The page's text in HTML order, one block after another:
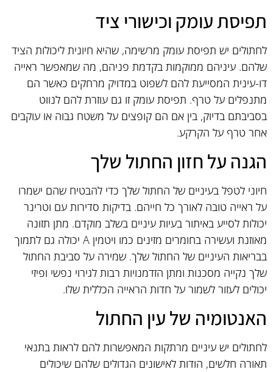
תפיסת עומק וכישורי ציד
לחתולים יש תפיסת עומק מרשימה, שהיא חיונית ליכולות הציד
שלהם. עיניהם ממוקמות בקדמת פניהם, מה שמאפשר ראייה
דו-עינית המסייעת להם לשפוט במדויק מרחקים כאשר הם
מתנפלים על טרף. תפיסת עומק זו גם עוזרת להם לנווט
בסביבתם בדיוק, בין אם הם קופצים על משטח גבוה או עוקבים
אחר טרף על הקרקע.
הגנה על חזון החתול שלך
חיוני לטפל בעיניים של החתול שלך כדי להבטיח שהם ישמרו
על ראייה טובה לאורך כל חייהם. בדיקות סדירות עם וטרינר
יכולות לסייע באיתור בעיות עיניים בשלב מוקדם. מתן תזונה
מאוזנת ועשירה בחומרים מזינים כמו ויטמין A יכולה גם לתמוך
בבריאות העיניים של החתול שלך. שמירה על סביבת החתול
שלך נקייה מסכנות ומתן הזדמנויות רבות לגירוי נפשי ופיזי
יכולים לעזור לשמור על חדות הראייה הכללית שלו.
האנטומיה של עין החתול
לחתולים יש עיניים מרתקות המאפשרות להם לראות בתנאי
תאורה חלשים, הודות לאישונים הגדולים שלהם שיכולים